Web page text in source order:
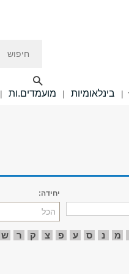
| בינלאומיות | מועמדים.ות |
יחידה:
הכל
מ נ ס ע פ צ ק ר ש